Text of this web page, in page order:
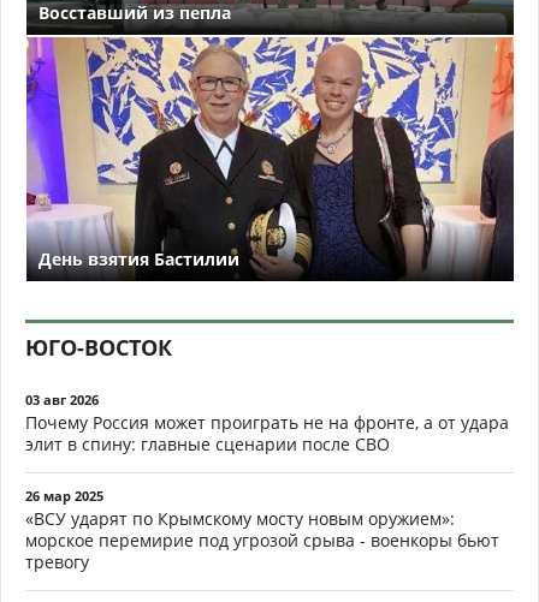
Восставший из пепла
День взятия Бастилии
ЮГО-ВОСТОК
03 авг 2026
Почему Россия может проиграть не на фронте, а от удара
элит в спину: главные сценарии после СВО
26 мар 2025
«ВСУ ударят по Крымскому мосту новым оружием»:
морское перемирие под угрозой срыва - военкоры бьют
тревогу